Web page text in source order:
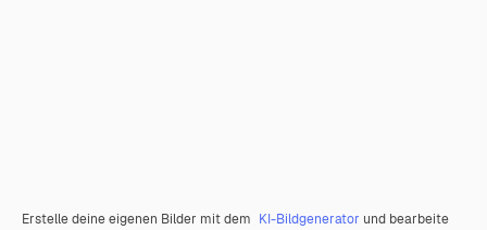
Erstelle deine eigenen Bilder mit dem KI-Bildgenerator und bearbeite